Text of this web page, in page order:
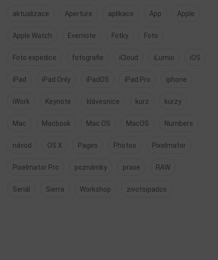
aktualizace Aperture aplikace App Apple
Apple Watch Evernote Fotky Foto
Foto expedice fotografie iCloud iLumio iOS
iPad iPad Only iPadOS iPad Pro iphone
iWork Keynote klávesnice kurz kurzy
Mac Macbook Mac OS MacOS Numbers
návod OS X Pages Photos Pixelmator
Pixelmator Pro poznámky praxe RAW
Seriál Sierra Workshop zivotsipados